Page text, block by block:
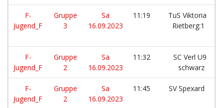
F-
Jugend_F
Gruppe
3
Sa
16.09.2023
11:19
TuS Viktoria
Rietberg:1
F-
Jugend_F
Gruppe
2
Sa
16.09.2023
11:32
SC Verl U9
schwarz
F-
Jugend_F
Gruppe
2
Sa
16.09.2023
11:45 SV Spexard